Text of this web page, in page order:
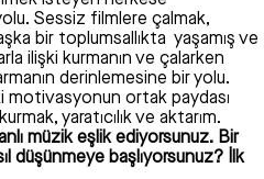
Sessiz filmlere çalmak,
bir toplumsallıkta yaşamış ve
ilişki kurmanın ve çalarken
derinlemesine bir yolu.
ortak paydası
yaratıcılık ve aktarım.
müzik eşlik ediyorsunuz. Bir
düşünmeye başlıyorsunuz? İlk